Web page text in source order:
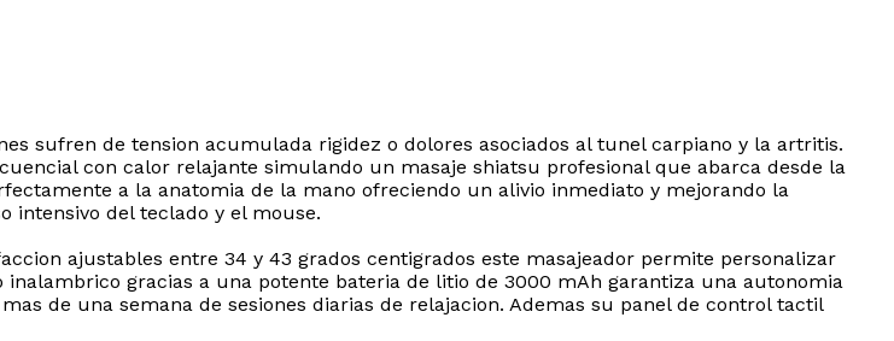
sufren de tension acumulada rigidez o dolores asociados al tunel carpiano y la artritis.
con calor relajante simulando un masaje shiatsu profesional que abarca desde la
a la anatomia de la mano ofreciendo un alivio inmediato y mejorando la
intensivo del teclado y el mouse.
ajustables entre 34 y 43 grados centigrados este masajeador permite personalizar
gracias a una potente bateria de litio de 3000 mAh garantiza una autonomia
de una semana de sesiones diarias de relajacion. Ademas su panel de control tactil